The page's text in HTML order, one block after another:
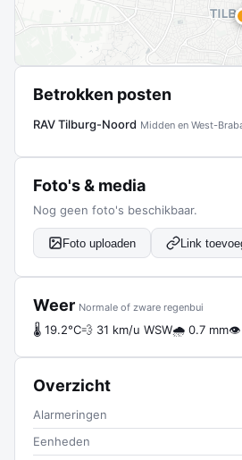
Betrokken posten
RAV Tilburg-Noord Midden en West-
Foto's & media
Nog geen foto's beschikbaar.
Foto uploaden Link
Weer Normale of zware regenbui
🌡 19.2°C💨 31 km/u WSW🌧 0.7 mm👁
Overzicht
Alarmeringen
Eenheden